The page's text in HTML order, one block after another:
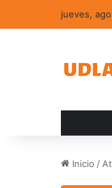
jueves,
Inicio /